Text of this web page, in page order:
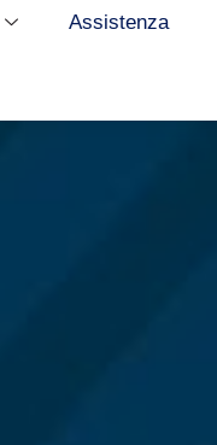
Assistenza